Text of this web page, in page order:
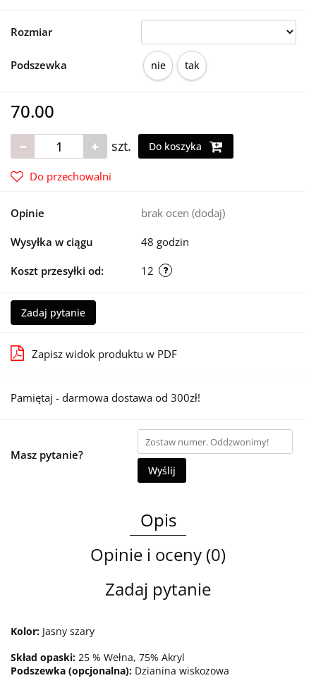
Rozmiar
Podszewka nie tak
70.00
szt. Do koszyka
Do przechowalni
Opinie brak ocen (dodaj)
Wysyłka w ciągu 48 godzin
Koszt przesyłki od: 12
Zadaj pytanie
Zapisz widok produktu w PDF
Pamiętaj - darmowa dostawa od 300zł!
Masz pytanie?
Wyślij
Opis
Opinie i oceny (0)
Zadaj pytanie
Kolor: Jasny szary
Skład opaski: 25 % Wełna, 75% Akryl
Podszewka (opcjonalna): Dzianina wiskozowa